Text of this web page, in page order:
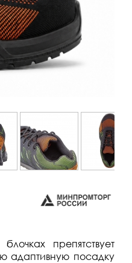
препятствует
адаптивную посадку